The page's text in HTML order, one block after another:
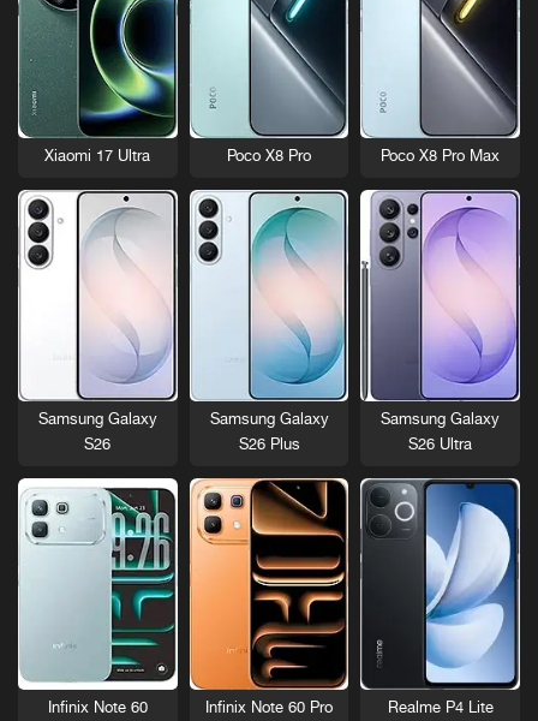
Poco X8 Pro Max
Poco X8 Pro
Xiaomi 17 Ultra
Samsung Galaxy
S26 Ultra
Samsung Galaxy
S26 Plus
Samsung Galaxy
S26
Realme P4 Lite
Infinix Note 60 Pro
Infinix Note 60